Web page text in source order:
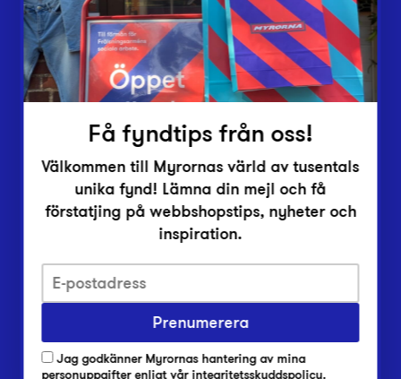
Inlämningsplatser
Om Myrorna
Lediga jobb
Pressrum
Integritetsskyddspolicy
Har du frågor om onlineköp, leverans eller retur?
Har du frågor om vår verksamhet?
Få fyndtips från oss!
Välkommen till Myrornas värld av tusentals
unika fynd! Lämna din mejl och få
förstatjing på webbshopstips, nyheter och
inspiration.
Prenumerera
Jag godkänner Myrornas hantering av mina
personuppgifter enligtvår integritetsskyddspolicy.